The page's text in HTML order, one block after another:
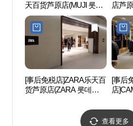
天百货芦原店(MUJI 롯데
백화점 노원점)
店芦
원점)
[事后免税店]ZARA乐天百
货芦原店(ZARA 롯데백화
[事后
店
店(캠
백화점
查看更多